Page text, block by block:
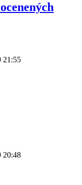
21:55
20:48